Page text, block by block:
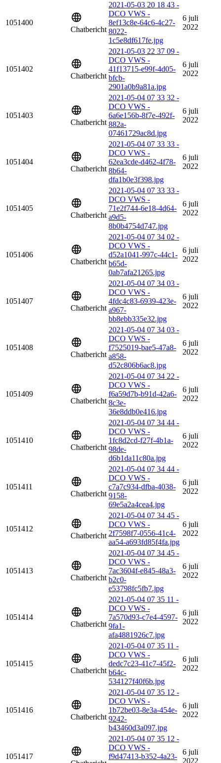
1051400
Chatbericht
2021-05-03 20 18 43 -
DCO VWS -
8ef13c8e-64c6-4c27-
8022-
1c5e8df617fe.jpg
6 juli
2022
1051402
Chatbericht
2021-05-03 22 37 09 -
DCO VWS -
41f13715-e99f-4d05-
bfcb-
2901a0b9a81a.jpg
6 juli
2022
1051403
Chatbericht
2021-05-04 07 33 32 -
DCO VWS -
6a6e156b-8f7e-492f-
882a-
07461729ac8d.jpg
6 juli
2022
1051404
Chatbericht
2021-05-04 07 33 33 -
DCO VWS -
62ea3cde-d462-4f78-
8b64-
dfa1b0e3f398.jpg
6 juli
2022
1051405
Chatbericht
2021-05-04 07 33 33 -
DCO VWS -
71e2f744-6e18-4d64-
a9d5-
8b0b4754d747.jpg
6 juli
2022
1051406
Chatbericht
2021-05-04 07 34 02 -
DCO VWS -
d52a1041-997c-44c1-
b65d-
0ab7afa21265.jpg
6 juli
2022
1051407
Chatbericht
2021-05-04 07 34 03 -
DCO VWS -
4fdc4c83-6939-423e-
a967-
bb8ebb335e32.jpg
6 juli
2022
1051408
Chatbericht
2021-05-04 07 34 03 -
DCO VWS -
f7525019-bae5-47a8-
a858-
d52c806b6ac8.jpg
6 juli
2022
1051409
Chatbericht
2021-05-04 07 34 22 -
DCO VWS -
f6a59d7b-b91d-42a6-
8c3e-
36e8ddb0e416.jpg
6 juli
2022
1051410
Chatbericht
2021-05-04 07 34 44 -
DCO VWS -
1fc8d2cd-f27f-4b1a-
98de-
d6b1da11c80a.jpg
6 juli
2022
1051411
Chatbericht
2021-05-04 07 34 44 -
DCO VWS -
c7a7c934-dfba-4038-
9158-
69e5a2a4cea4.jpg
6 juli
2022
1051412
Chatbericht
2021-05-04 07 34 45 -
DCO VWS -
2f7598f7-0556-41c4-
aa54-a693fd85f4fa.jpg
6 juli
2022
1051413
Chatbericht
2021-05-04 07 34 45 -
DCO VWS -
7ac3604f-e845-48a3-
b2c0-
e53798fc5fb7.jpg
6 juli
2022
1051414
Chatbericht
2021-05-04 07 35 11 -
DCO VWS -
7a570d93-c7e4-4597-
9fa1-
afa4881926c7.jpg
6 juli
2022
1051415
Chatbericht
2021-05-04 07 35 11 -
DCO VWS -
dedc7c23-41c7-45f2-
b64c-
534127f40f6b.jpg
6 juli
2022
1051416
Chatbericht
2021-05-04 07 35 12 -
DCO VWS -
1b72be03-8e3a-454e-
9242-
b43460d3a097.jpg
6 juli
2022
1051417
2021-05-04 07 35 12 -
DCO VWS -
f9d47413-b352-4a23-
6 juli
2022